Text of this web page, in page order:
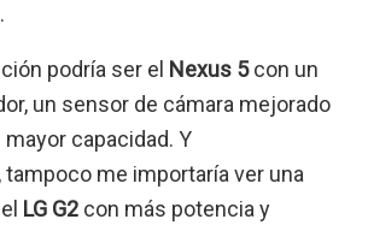
podría ser el Nexus 5con un
un sensor de cámara mejorado
capacidad. Y
me importaría ver una
LG G2 con más potencia y